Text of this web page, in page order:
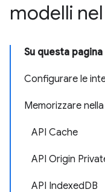
modelli
Su questa pagina
Configurare le
Memorizzare
API Cache
API Origin
API IndexedDB